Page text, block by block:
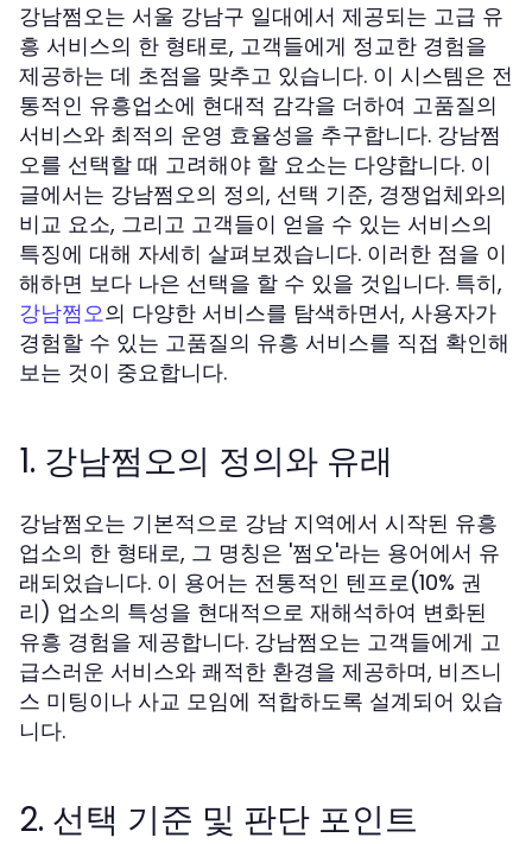
강남쩜오는 서울 강남구 일대에서 제공되는 고급 유
흥 서비스의 한 형태로, 고객들에게 정교한 경험을
제공하는 데 초점을 맞추고 있습니다. 이 시스템은 전
통적인 유흥업소에 현대적 감각을 더하여 고품질의
서비스와 최적의 운영 효율성을 추구합니다. 강남쩜
오를 선택할 때 고려해야 할 요소는 다양합니다. 이
글에서는 강남쩜오의 정의, 선택 기준, 경쟁업체와의
비교 요소, 그리고 고객들이 얻을 수 있는 서비스의
특징에 대해 자세히 살펴보겠습니다. 이러한 점을 이
해하면 보다 나은 선택을 할 수 있을 것입니다. 특히,
강남쩜오의 다양한 서비스를 탐색하면서, 사용자가
경험할 수 있는 고품질의 유흥 서비스를 직접 확인해
보는 것이 중요합니다.
1. 강남쩜오의 정의와 유래
강남쩜오는 기본적으로 강남 지역에서 시작된 유흥
업소의 한 형태로, 그 명칭은 '쩜오'라는 용어에서 유
래되었습니다. 이 용어는 전통적인 텐프로(10% 권
리) 업소의 특성을 현대적으로 재해석하여 변화된
유흥 경험을 제공합니다. 강남쩜오는 고객들에게 고
급스러운 서비스와 쾌적한 환경을 제공하며, 비즈니
스 미팅이나 사교 모임에 적합하도록 설계되어 있습
니다.
2. 선택 기준 및 판단 포인트